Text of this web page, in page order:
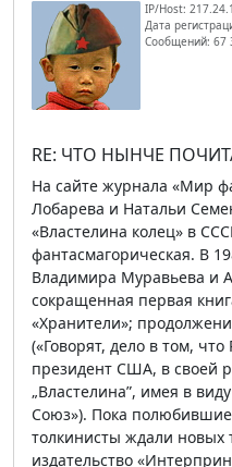
IP/Host:
Дата
Сообщений: 67
RE: ЧТО НЫНЧЕ
На сайте журнала «Мир
Лобарева и Натальи
«Властелина колец» в
фантасмагорическая. В
Владимира Муравьева и
сокращенная первая
«Хранители»;
(«Говорят, дело в том,
президент США, в своей
„Властелина”, имея в
Союз»). Пока
толкинисты ждали новых
издательство